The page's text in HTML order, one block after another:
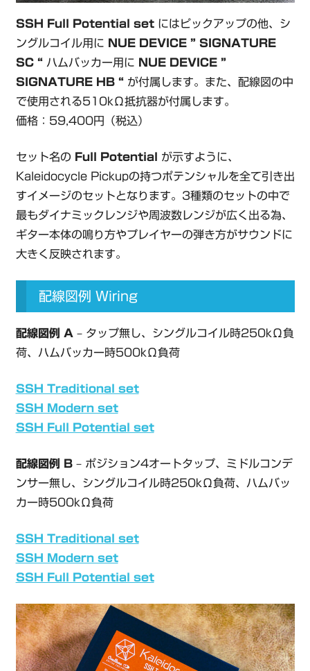
SSH Full Potential setにはピックアップの他、シ
ングルコイル用に NUE DEVICE ” SIGNATURE
SC “ハムバッカー用に NUE DEVICE ”
SIGNATURE HB “が付属します。また、配線図の中
で使用される510kΩ抵抗器が付属します。
価格：59,400円（税込）
セット名の Full Potential
が示すように、
Kaleidocycle Pickupの持つポテンシャルを全て引き出
すイメージのセットとなります。3種類のセットの中で
最もダイナミックレンジや周波数レンジが広く出る為、
ギター本体の鳴り方やプレイヤーの弾き方がサウンドに
大きく反映されます。
配線図例 Wiring
配線図例 A – タップ無し、シングルコイル時250kΩ負
荷、ハムバッカー時500kΩ負荷
SSH Traditional set
SSH Modern set
SSH Full Potential set
配線図例 B – ポジション4オートタップ、ミドルコンデ
ンサー無し、シングルコイル時250kΩ負荷、ハムバッ
カー時500kΩ負荷
SSH Traditional set
SSH Modern set
SSH Full Potential set